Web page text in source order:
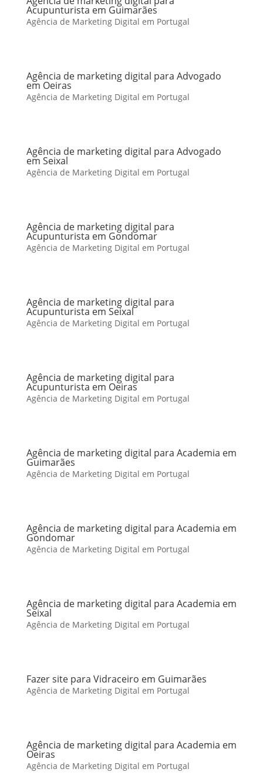
Acupunturista em Guimarães
Agência de Marketing Digital em Portugal
Agência de marketing digital para Advogado
em Oeiras
Agência de Marketing Digital em Portugal
Agência de marketing digital para Advogado
em Seixal
Agência de Marketing Digital em Portugal
Agência de marketing digital para
Acupunturista em Gondomar
Agência de Marketing Digital em Portugal
Agência de marketing digital para
Acupunturista em Seixal
Agência de Marketing Digital em Portugal
Agência de marketing digital para
Acupunturista em Oeiras
Agência de Marketing Digital em Portugal
Agência de marketing digital para Academia em
Guimarães
Agência de Marketing Digital em Portugal
Agência de marketing digital para Academia em
Gondomar
Agência de Marketing Digital em Portugal
Agência de marketing digital para Academia em
Seixal
Agência de Marketing Digital em Portugal
Fazer site para Vidraceiro em Guimarães
Agência de Marketing Digital em Portugal
Agência de marketing digital para Academia em
Oeiras
Agência de Marketing Digital em Portugal